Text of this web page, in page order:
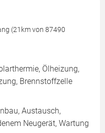
(21km von 87490
Ölheizung,
Brennstoffzelle
Austausch,
Neugerät, Wartung